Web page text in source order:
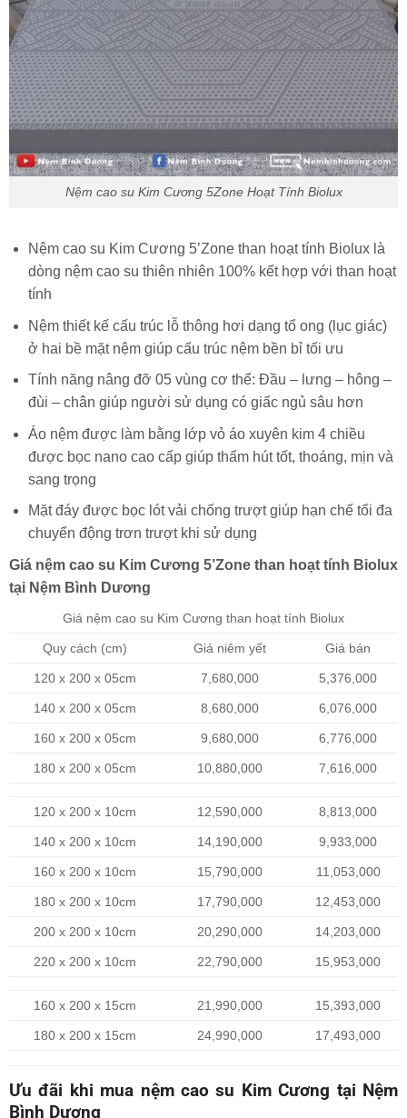
Nệm cao su Kim Cương 5Zone Hoạt Tính Biolux
Nệm cao su Kim Cương 5’Zone than hoạt tính Biolux là
dòng nệm cao su thiên nhiên 100% kết hợp với than hoạt
tính
Nệm thiết kế cấu trúc lỗ thông hơi dạng tổ ong (lục giác)
ở hai bề mặt nệm giúp cấu trúc nệm bền bỉ tối ưu
Tính năng nâng đỡ 05 vùng cơ thể: Đầu – lưng – hông –
đùi – chân giúp người sử dụng có giấc ngủ sâu hơn
Áo nệm được làm bằng lớp vỏ áo xuyên kim 4 chiều
được bọc nano cao cấp giúp thấm hút tốt, thoáng, mịn và
sang trọng
Mặt đáy được bọc lót vải chống trượt giúp hạn chế tối đa
chuyển động trơn trượt khi sử dụng
Giá nệm cao su Kim Cương 5’Zone than hoạt tính Biolux
tại Nệm Bình Dương
Giá nệm cao su Kim Cương than hoạt tính Biolux
Quy cách (cm) Giá niêm yết Giá bán
120 x 200 x 05cm 7,680,000 5,376,000
140 x 200 x 05cm 8,680,000 6,076,000
160 x 200 x 05cm 9,680,000 6,776,000
180 x 200 x 05cm 10,880,000 7,616,000
120 x 200 x 10cm 12,590,000 8,813,000
140 x 200 x 10cm 14,190,000 9,933,000
160 x 200 x 10cm 15,790,000 11,053,000
180 x 200 x 10cm 17,790,000 12,453,000
200 x 200 x 10cm 20,290,000 14,203,000
220 x 200 x 10cm 22,790,000 15,953,000
160 x 200 x 15cm 21,990,000 15,393,000
180 x 200 x 15cm 24,990,000 17,493,000
Ưu đãi khi mua nệm cao su Kim Cương tại Nệm
Bình Dương